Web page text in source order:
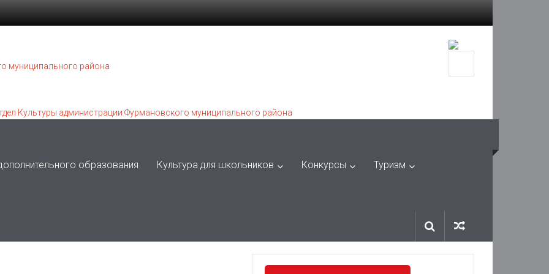
образования Культура для школьников Конкурсы Туризм